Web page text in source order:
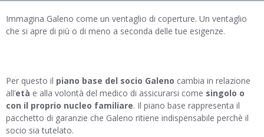
Immagina Galeno come un ventaglio di coperture. Un ventaglio
che si apre di più o di meno a seconda delle tue esigenze.
Per questo il piano base del socio Galeno cambia in relazione
all’età e alla volontà del medico di assicurarsi come singolo o
con il proprio nucleo familiare. Il piano base rappresenta il
pacchetto di garanzie che Galeno ritiene indispensabile perchè il
socio sia tutelato.